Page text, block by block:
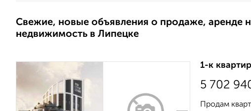
Свежие, новые объявления о продаже,
недвижимость в Липецке
1-к
5 702
Продам